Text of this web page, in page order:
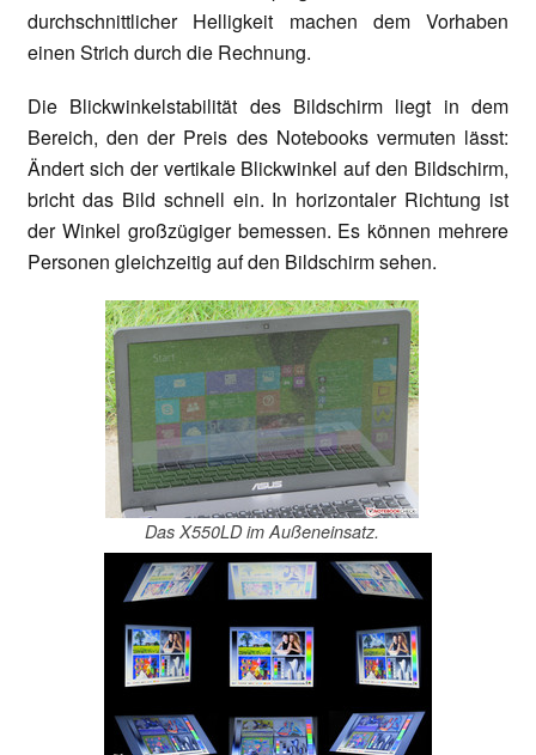
durchschnittlicher Helligkeit machen dem Vorhaben
einen Strich durch die Rechnung.
Die Blickwinkelstabilität des Bildschirm liegt in dem
Bereich, den der Preis des Notebooks vermuten lässt:
Ändert sich der vertikale Blickwinkel auf den Bildschirm,
bricht das Bild schnell ein. In horizontaler Richtung ist
der Winkel großzügiger bemessen. Es können mehrere
Personen gleichzeitig auf den Bildschirm sehen.
Das X550LD im Außeneinsatz.